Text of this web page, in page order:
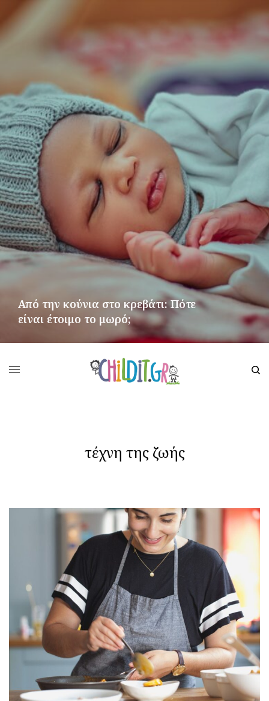
Από την κούνια στο κρεβάτι: Πότε
είναι έτοιμο το μωρό;
τέχνη της ζωής